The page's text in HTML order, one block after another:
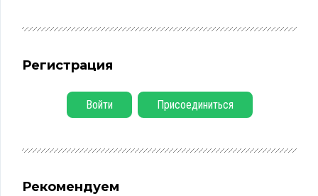
Регистрация
Войти Присоединиться
Рекомендуем